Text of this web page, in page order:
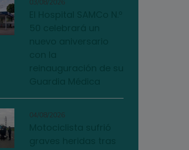
03/08/2026
04/08/2026